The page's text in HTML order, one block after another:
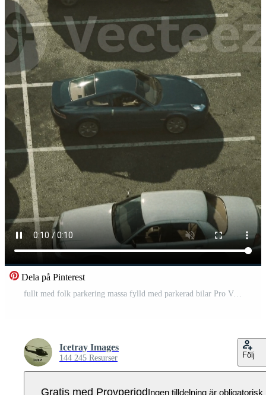
Dela på Pinterest
fullt med folk parkering massa fylld med parkerad bilar Pro Video
Icetray Images
144 245 Resurser Följ
Gratis med ProvperiodIngen tilldelning är obligatorisk